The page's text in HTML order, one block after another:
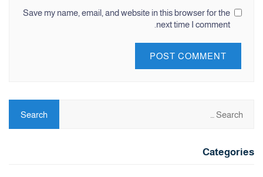
Save my name, email, and website in this browser for the
next time I comment.
Categories